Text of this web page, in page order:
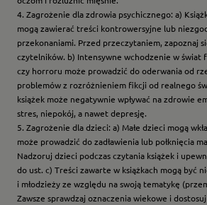
4. Zagrożenie dla zdrowia psychicznego: a)
mogą zawierać treści kontrowersyjne lub
przekonaniami. Przed przeczytaniem, zapoznaj
czytelników. b) Intensywne wchodzenie w świat
czy horroru może prowadzić do oderwania od
problemów z rozróżnieniem fikcji od realnego
książek może negatywnie wpływać na zdrowie
stres, niepokój, a nawet depresję.
5. Zagrożenie dla dzieci: a) Małe dzieci mogą
może prowadzić do zadławienia lub połknięcia
Nadzoruj dzieci podczas czytania książek i
do ust. c) Treści zawarte w książkach mogą być
i młodzieży ze względu na swoją tematykę
Zawsze sprawdzaj oznaczenia wiekowe i